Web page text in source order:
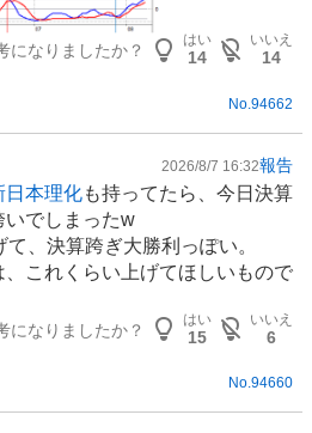
になりましたか？
はい
14
いいえ
14
No. 94662
2026/8/7 16:32報告
日本理化も持ってたら、今日決算
いでしまったw
、決算跨ぎ大勝利っぽい。
、これくらい上げてほしいもので
になりましたか？
はい
15
いいえ
6
No.94660